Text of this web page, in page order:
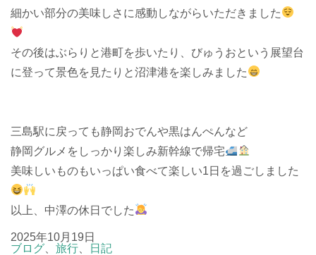
細かい部分の美味しさに感動しながらいただきました
その後はぶらりと港町を歩いたり、びゅうおという展望台
に登って景色を見たりと沼津港を楽しみました
三島駅に戻っても静岡おでんや黒はんぺんなど
静岡グルメをしっかり楽しみ新幹線で帰宅
美味しいものもいっぱい食べて楽しい1日を過ごしました
以上、中澤の休日でした
2025年10月19日
ブログ
旅行 日記